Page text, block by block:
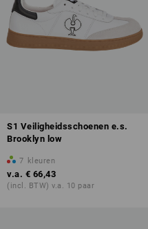
S1 Veiligheidsschoenen e.s.
Brooklyn low
7 kleuren
v.a. € 66,43
(incl. BTW) v.a. 10 paar